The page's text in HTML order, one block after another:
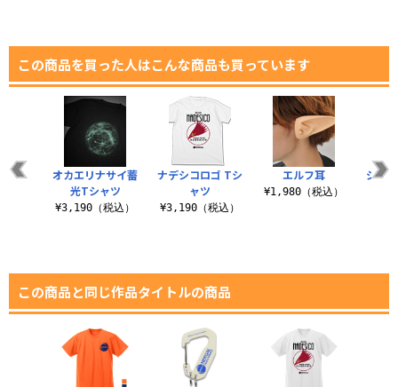
この商品を買った人はこんな商品も買っています
ナデシコロゴ Tシ
ャツ
¥3,190（税込）
エルフ耳
¥1,980（税込）
ジオ
ャツ
オカエリナサイ蓄
光Tシャツ
¥3,190（税込）
この商品と同じ作品タイトルの商品